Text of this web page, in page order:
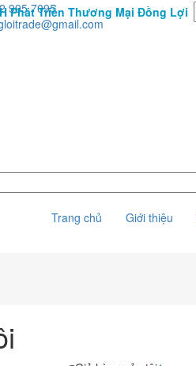
Phát Triển Thương Mại Đồng Lợi
995 7095
Trang chủ Giới thiệu